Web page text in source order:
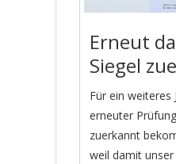
Erneut
Siegel
Für ein weiteres
erneuter
zuerkannt
weil damit